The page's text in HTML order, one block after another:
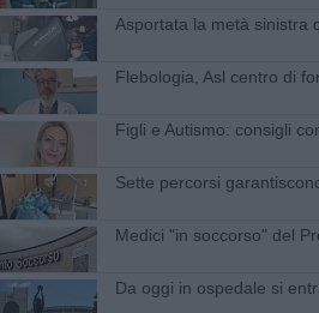
Asportata la metà sinistra
Flebologia, Asl centro di
Figli e Autismo: consigli
Sette percorsi
Medici "in soccorso" del
Da oggi in ospedale si